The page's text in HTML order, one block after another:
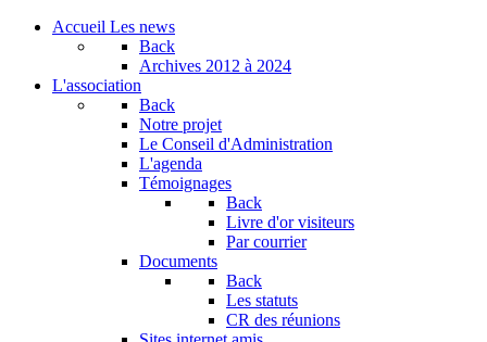
Accueil Les news
Back
Archives 2012 à 2024
L'association
Back
Notre projet
Le Conseil d'Administration
L'agenda
Témoignages
Back
Livre d'or visiteurs
Par courrier
Documents
Back
Les statuts
CR des réunions